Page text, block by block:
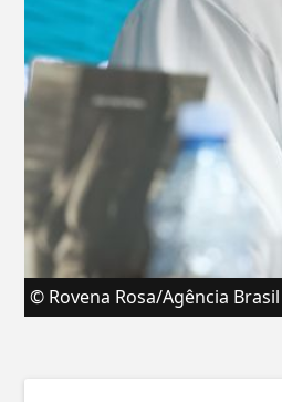
© Rovena Rosa/Agência Brasil